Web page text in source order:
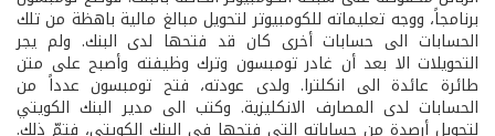
برنامجاً، ووجه تعليماته للكومبيوتر لتحويل مبالغ مالية باهظة من تلك
الحسابات الى حسابات أخرى كان قد فتحها لدى البنك. ولم يجر
التحويلات الا بعد أن غادر تومبسون وترك وظيفته وأصبح على متن
طائرة عائدة الى انكلترا. ولدى عودته، فتح تومبسون عدداً من
الحسابات لدى المصارف الانكليزية. وكتب الى مدير البنك الكويتي
لتحويل أرصدة من حساباته التي فتحها في البنك الكويتي، فتمّ ذلك.